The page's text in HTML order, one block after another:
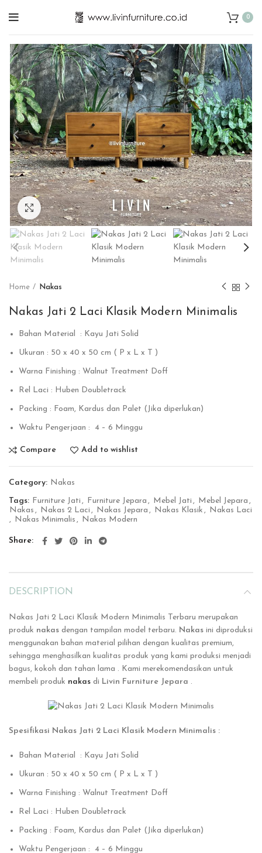
0
Click to enlarge
Home Nakas
Nakas Jati 2 Laci Klasik Modern Minimalis
Bahan Material : Kayu Jati Solid
Ukuran : 50 x 40 x 50 cm ( P x L x T )
Warna Finishing : Walnut Treatment Doff
Rel Laci : Huben Doubletrack
Packing : Foam, Kardus dan Palet (Jika diperlukan)
Waktu Pengerjaan : 4 – 6 Minggu
Compare Add to wishlist
Category: Nakas
Tags: Furniture Jati , Furniture Jepara , Mebel Jati , Mebel Jepara ,
Nakas , Nakas 2 Laci , Nakas Jepara , Nakas Klasik , Nakas Laci
, Nakas Minimalis , Nakas Modern
Share
DESCRIPTION
Nakas Jati 2 Laci Klasik Modern Minimalis Terbaru merupakan
produk nakas dengan tampilan model terbaru. Nakas ini diproduksi
menggunakan bahan material pilihan dengan kualitas premium,
sehingga menghasilkan kualitas produk yang kami produksi menjadi
bagus, kokoh dan tahan lama . Kami merekomendasikan untuk
membeli produk nakas di Livin Furniture Jepara .
Spesifikasi Nakas Jati 2 Laci Klasik Modern Minimalis :
Bahan Material : Kayu Jati Solid
Ukuran : 50 x 40 x 50 cm ( P x L x T )
Warna Finishing : Walnut Treatment Doff
Rel Laci : Huben Doubletrack
Packing : Foam, Kardus dan Palet (Jika diperlukan)
Waktu Pengerjaan : 4 – 6 Minggu